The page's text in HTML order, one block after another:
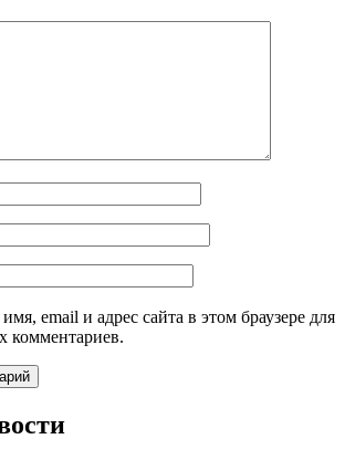
email и адрес сайта в этом браузере для
комментариев.